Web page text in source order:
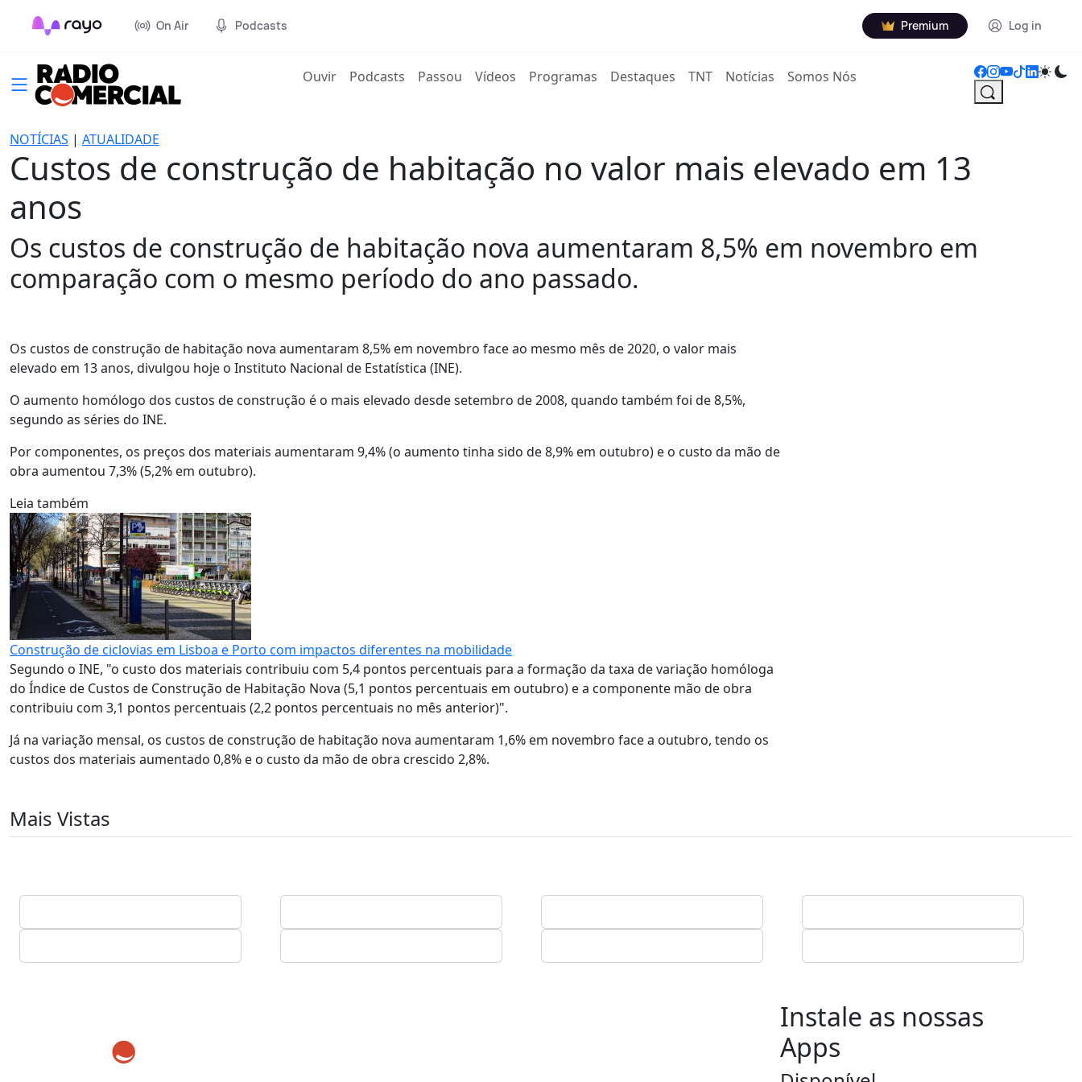
On Air Podcasts Premium Log in
Ouvir(current)
Podcasts Passou Vídeos Programas Destaques TNT Notícias Somos Nós
NOTÍCIAS | ATUALIDADE
Custos de construção de habitação no valor mais elevado em 13
anos
Os custos de construção de habitação nova aumentaram 8,5% em novembro em
comparação com o mesmo período do ano passado.
Os custos de construção de habitação nova aumentaram 8,5% em novembro face ao mesmo mês de 2020, o valor mais
elevado em 13 anos, divulgou hoje o Instituto Nacional de Estatística (INE).
O aumento homólogo dos custos de construção é o mais elevado desde setembro de 2008, quando também foi de 8,5%,
segundo as séries do INE.
Por componentes, os preços dos materiais aumentaram 9,4% (o aumento tinha sido de 8,9% em outubro) e o custo da mão de
obra aumentou 7,3% (5,2% em outubro).
Leia também
Construção de ciclovias em Lisboa e Porto com impactos diferentes na mobilidade
Segundo o INE, "o custo dos materiais contribuiu com 5,4 pontos percentuais para a formação da taxa de variação homóloga
do Índice de Custos de Construção de Habitação Nova (5,1 pontos percentuais em outubro) e a componente mão de obra
contribuiu com 3,1 pontos percentuais (2,2 pontos percentuais no mês anterior)".
Já na variação mensal, os custos de construção de habitação nova aumentaram 1,6% em novembro face a outubro, tendo os
custos dos materiais aumentado 0,8% e o custo da mão de obra crescido 2,8%.
Mais Vistas
Instale as nossas
Apps